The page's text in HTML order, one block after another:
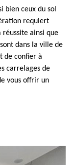
bien ceux du sol
requiert
ainsi que
dans la ville de
de confier à
carrelages de
vous offrir un